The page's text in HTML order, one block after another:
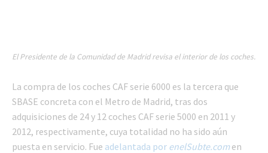
El Presidente de la Comunidad de Madrid revisa el interior de los coches.
La compra de los coches CAF serie 6000 es la tercera que
SBASE concreta con el Metro de Madrid, tras dos
adquisiciones de 24 y 12 coches CAF serie 5000 en 2011 y
2012, respectivamente, cuya totalidad no ha sido aún
puesta en servicio. Fue adelantada por enelSubte.comen